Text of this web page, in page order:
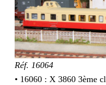
Réf. 16064
• 16060 : X 3860 3ème